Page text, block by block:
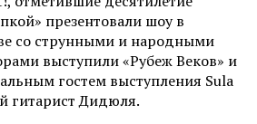
презентовали шоу в
со струнными и народными
выступили «Рубеж Веков» и
гостем выступления Sula
гитарист Дидюля.